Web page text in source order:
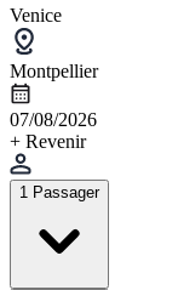
Venice
Montpellier
07/08/2026
+ Revenir
1 Passager